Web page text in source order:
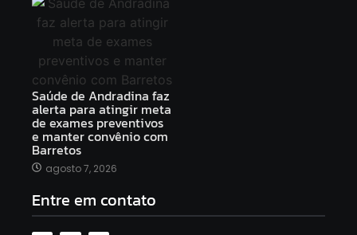
Saúde de Andradina faz
alerta para atingir meta
de exames preventivos
e manter convênio com
Barretos
agosto 7, 2026
Entre em contato